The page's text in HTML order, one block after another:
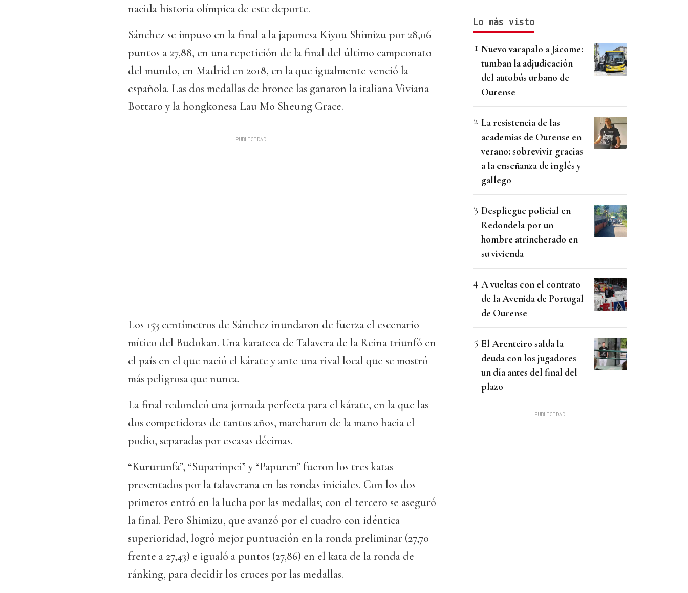
nacida historia olímpica de este deporte.
Sánchez se impuso en la final a la japonesa Kiyou Shimizu por 28,06
puntos a 27,88, en una repetición de la final del último campeonato
del mundo, en Madrid en 2018, en la que igualmente venció la
española. Las dos medallas de bronce las ganaron la italiana Viviana
Bottaro y la hongkonesa Lau Mo Sheung Grace.
Los 153 centímetros de Sánchez inundaron de fuerza el escenario
mítico del Budokan. Una karateca de Talavera de la Reina triunfó en
el país en el que nació el kárate y ante una rival local que se mostró
más peligrosa que nunca.
La final redondeó una jornada perfecta para el kárate, en la que las
dos competidoras de tantos años, marcharon de la mano hacia el
podio, separadas por escasas décimas.
“Kururunfa”, “Suparinpei” y “Papuren” fueron los tres katas
presentados por la talaverana en las rondas iniciales. Con los dos
primeros entró en la lucha por las medallas; con el tercero se aseguró
la final. Pero Shimizu, que avanzó por el cuadro con idéntica
superioridad, logró mejor puntuación en la ronda preliminar (27,70
frente a 27,43) e igualó a puntos (27,86) en el kata de la ronda de
ránking, para decidir los cruces por las medallas.
Lo más visto
Nuevo varapalo a Jácome:
tumban la adjudicación
del autobús urbano de
Ourense
La resistencia de las
academias de Ourense en
verano: sobrevivir gracias
a la enseñanza de inglés y
gallego
Despliegue policial en
Redondela por un
hombre atrincherado en
su vivienda
A vueltas con el contrato
de la Avenida de Portugal
de Ourense
El Arenteiro salda la
deuda con los jugadores
un día antes del final del
plazo